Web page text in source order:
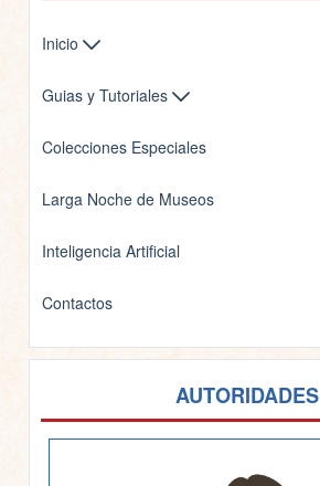
Inicio
Guias y Tutoriales
Colecciones Especiales
Larga Noche de Museos
Inteligencia Artificial
Contactos
AUTORIDADES